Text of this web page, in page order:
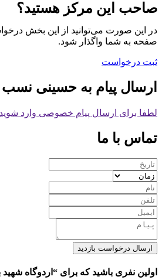
صاحب این مرکز هستید؟
در این صورت می‌توانید از این بخش
صفحه به شما واگذار شود.
ثبت درخواست
ارسال پیام به حسینی نسب
لطفا برای ارسال پیام خصوصی وارد شوید
تماس با ما
ارسال درخواست بازدید
اولین نفری باشید که برای “اردوگاه